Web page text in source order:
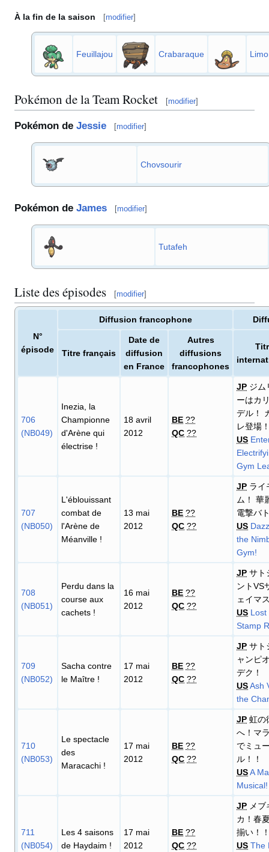
À la fin de la saison [modifier]
Feuillajou Crabaraque
Pokémon de la Team Rocket [modifier]
Pokémon de Jessie [modifier]
Chovsourir
Pokémon de James [modifier]
Tutafeh
Liste des épisodes [modifier]
N°
épisode
Diffusion francophone
Titre français
Date de
diffusion
en France
Autres
diffusions
francophones
706
(NB049)
Inezia, la
Championne
d'Arène qui
électrise !
18 avril
2012
BE ??
QC ??
JP ジム
ーはカ
デル！
レ登場
US
Gym
707
(NB050)
L'éblouissant
combat de
l'Arène de
Méanville !
13 mai
2012
BE ??
QC ??
JP ライ
ム！ 華
電撃バ
US
the
Gym!
708
(NB051)
Perdu dans la
course aux
cachets !
16 mai
2012
BE ??
QC ??
JP サト
ントVS
ェイマ
US Lost
Stamp
709
(NB052)
Sacha contre
le Maître !
17 mai
2012
BE ??
QC ??
JP サト
ャンピ
デク！
USAsh
the
710
(NB053)
Le spectacle
des
Maracachi !
17 mai
2012
BE ??
QC ??
JP 虹の
へ！マ
でミュ
ル！！
USA
Musical!
711
(NB054)
Les 4 saisons
de Haydaim !
17 mai
2012
BE ??
QC ??
JP メブ
カ！春
揃い！
US The